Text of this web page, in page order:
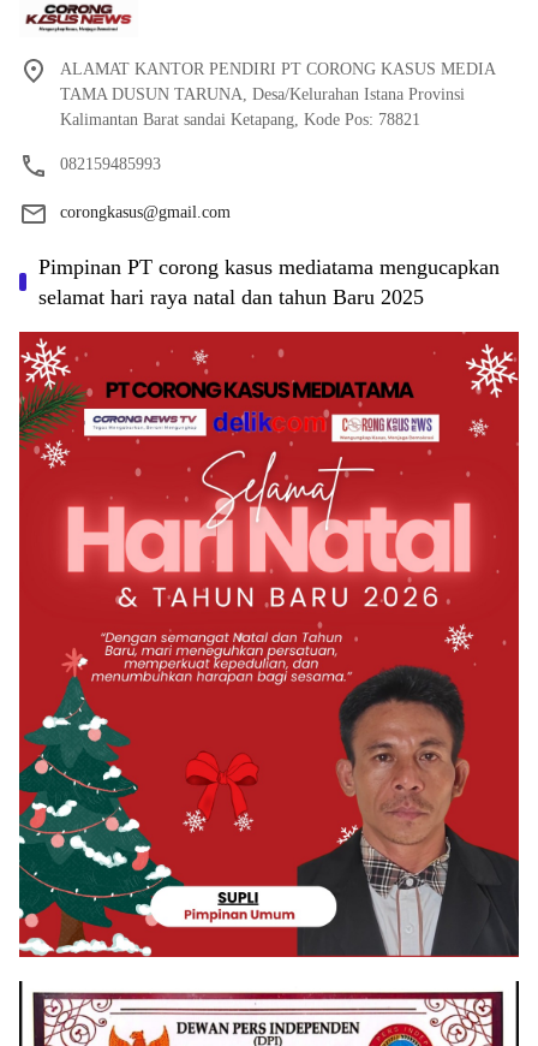
ALAMAT KANTOR PENDIRI PT CORONG KASUS MEDIA
TAMA DUSUN TARUNA, Desa/Kelurahan Istana Provinsi
Kalimantan Barat sandai Ketapang, Kode Pos: 78821
082159485993
corongkasus@gmail.com
Pimpinan PT corong kasus mediatama mengucapkan
selamat hari raya natal dan tahun Baru 2025